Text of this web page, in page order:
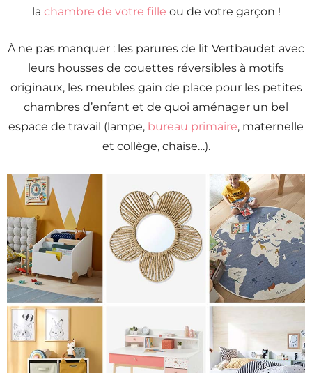
la chambre de votre fille ou de votre garçon !
À ne pas manquer : les parures de lit Vertbaudet avec
leurs housses de couettes réversibles à motifs
originaux, les meubles gain de place pour les petites
chambres d’enfant et de quoi aménager un bel
espace de travail (lampe, bureau primaire, maternelle
et collège, chaise…).